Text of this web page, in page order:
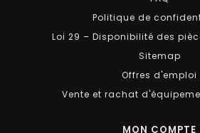
Politique de
Loi 29 – Disponibilité des
Sitemap
Offres d'emploi
Vente et rachat
MON COMPTE